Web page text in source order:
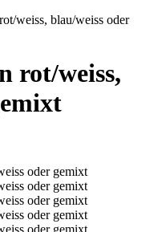
weiss, blau/weiss oder
rot/weiss,